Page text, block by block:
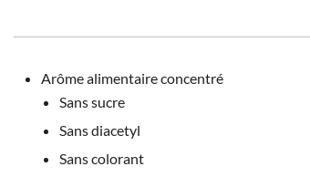
Arôme alimentaire concentré
Sans sucre
Sans diacetyl
Sans colorant